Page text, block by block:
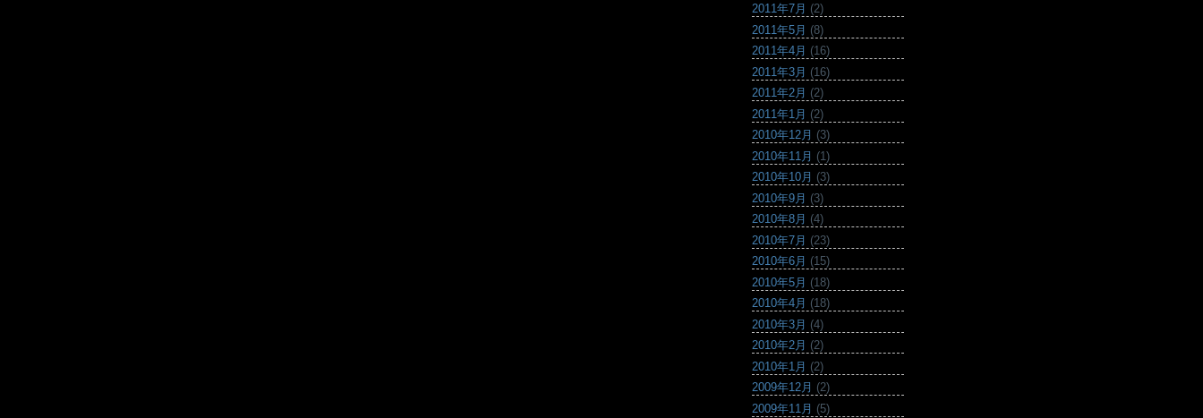
2011年7月 (2)
2011年5月 (8)
2011年4月 (16)
2011年3月 (16)
2011年2月 (2)
2011年1月 (2)
2010年12月 (3)
2010年11月 (1)
2010年10月 (3)
2010年9月 (3)
2010年8月 (4)
2010年7月 (23)
2010年6月 (15)
2010年5月 (18)
2010年4月 (18)
2010年3月 (4)
2010年2月 (2)
2010年1月 (2)
2009年12月 (2)
2009年11月 (5)